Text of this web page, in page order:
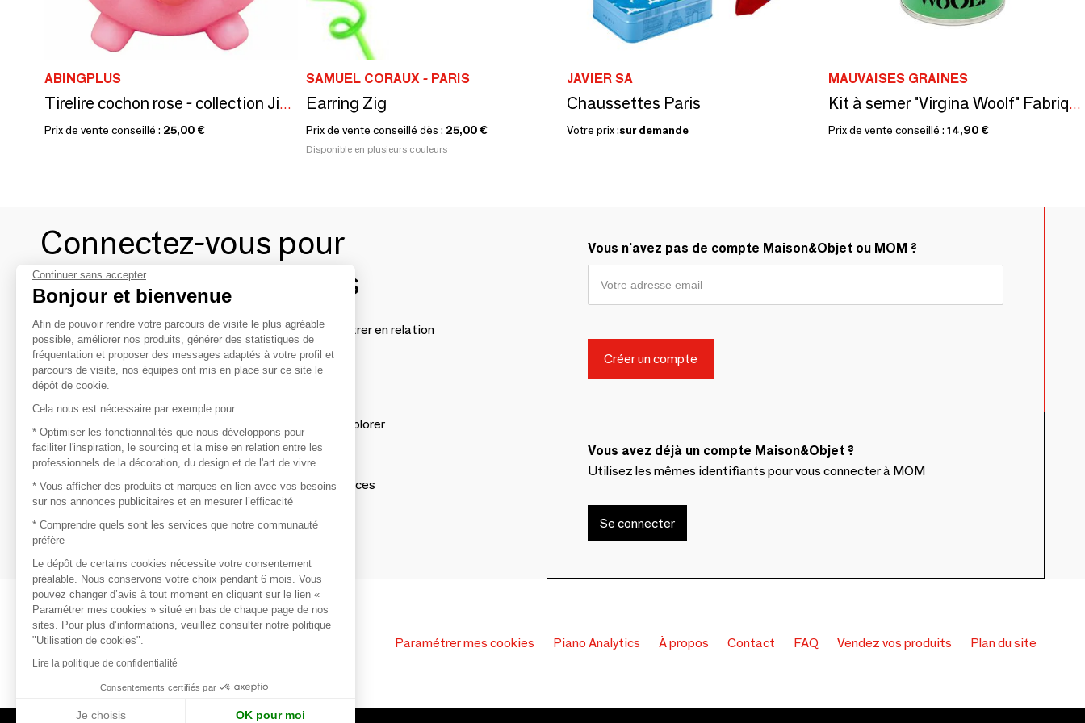
ABINGPLUS
Tirelire cochon rose - collection Jiggy Bank / SANKYO TOYS
Prix de vente conseillé : 25,00 €
SAMUEL CORAUX - PARIS
Earring Zig
Prix de vente conseillé dès : 25,00 €
Disponible en plusieurs couleurs
JAVIER SA
Chaussettes Paris
Votre prix :sur demande
MAUVAISES GRAINES
Kit à semer "Virgina Woolf" Fabriqué en france, en collab avec Arts Dans La Peau
Prix de vente conseillé : 14,90 €
Connectez-vous pour
contacter les marques
Afin de profiter au mieux de l'expérience MOM et de rentrer en relation
avec vos marques préférées, créez-vous un compte.
Découvrir
Les produits de milliers de fournisseurs à explorer
S'inspirer
Inspiration et sélections de produits tendances
Contacter
Vous n'avez pas de compte Maison&Objet ou MOM ?
Vous avez déjà un compte Maison&Objet ?
Utilisez les mêmes identifiants pour vous connecter à MOM
Se connecter
Paramétrer mes cookies Piano Analytics À propos Contact FAQ Vendez vos produits Plan du site
Continuer sans accepter
Bonjour et bienvenue
Afin de pouvoir rendre votre parcours de visite le plus agréable
possible, améliorer nos produits, générer des statistiques de
fréquentation et proposer des messages adaptés à votre profil et
parcours de visite, nos équipes ont mis en place sur ce site le
dépôt de cookie.
Cela nous est nécessaire par exemple pour :
* Optimiser les fonctionnalités que nous développons pour
faciliter l'inspiration, le sourcing et la mise en relation entre les
professionnels de la décoration, du design et de l'art de vivre
* Vous afficher des produits et marques en lien avec vos besoins
sur nos annonces publicitaires et en mesurer l’efficacité
* Comprendre quels sont les services que notre communauté
préfère
Le dépôt de certains cookies nécessite votre consentement
préalable. Nous conservons votre choix pendant 6 mois. Vous
pouvez changer d’avis à tout moment en cliquant sur le lien «
Paramétrer mes cookies » situé en bas de chaque page de nos
sites. Pour plus d’informations, veuillez consulter notre politique
"Utilisation de cookies".
Lire la politique de confidentialité
Consentements certifiés par
Je choisis OK pour moi